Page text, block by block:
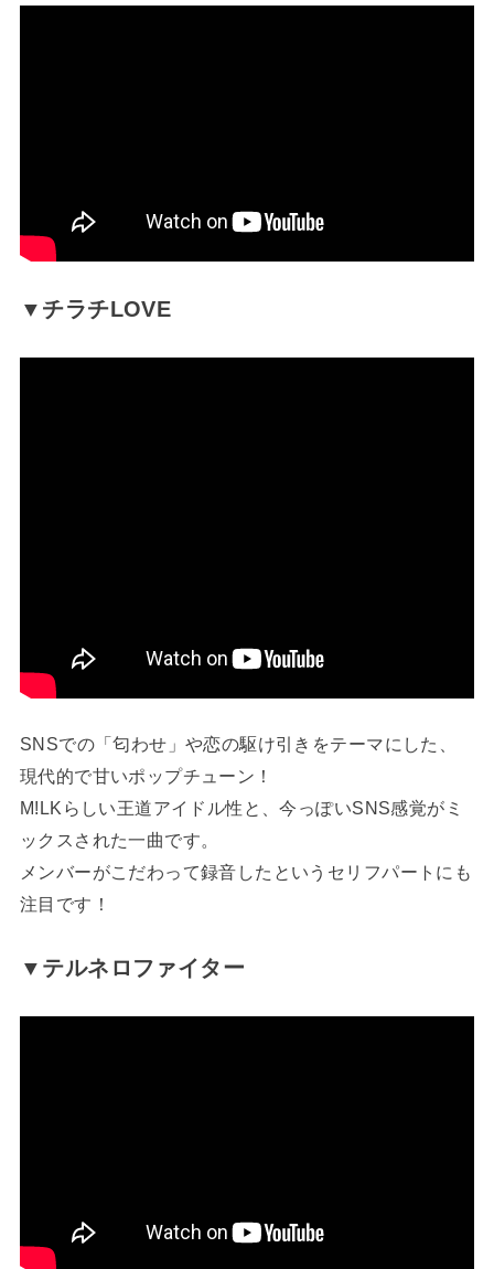
▼チラチLOVE
SNSでの「匂わせ」や恋の駆け引きをテーマにした、
現代的で甘いポップチューン！
M!LKらしい王道アイドル性と、今っぽいSNS感覚がミ
ックスされた一曲です。
メンバーがこだわって録音したというセリフパートにも
注目です！
▼テルネロファイター